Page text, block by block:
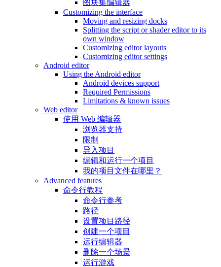
图块集编辑器
Customizing the interface
Moving and resizing docks
Splitting the script or shader editor to its
own window
Customizing editor layouts
Customizing editor settings
Android editor
Using the Android editor
Android devices support
Required Permissions
Limitations & known issues
Web editor
使用 Web 编辑器
浏览器支持
限制
导入项目
编辑和运行一个项目
我的项目文件在哪里？
Advanced features
命令行教程
命令行参考
路径
设置项目路径
创建一个项目
运行编辑器
删除一个场景
运行游戏